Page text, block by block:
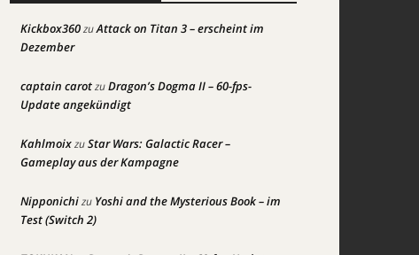
Kickbox360zuAttack on Titan 3 – erscheint im
Dezember
captain carotzuDragon’s Dogma II – 60-fps-
Update angekündigt
KahlmoixzuStar Wars: Galactic Racer –
Gameplay aus der Kampagne
Nipponichizu Yoshi and the Mysterious Book – im
Test (Switch 2)